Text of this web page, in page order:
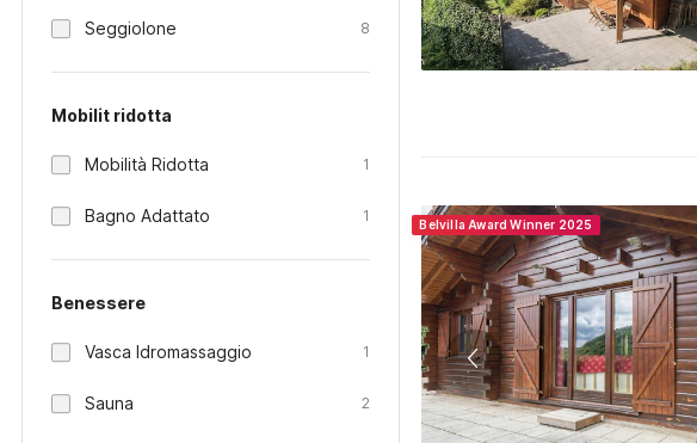
Seggiolone 8
Mobilit ridotta
Mobilità Ridotta 1
Bagno Adattato 1
Benessere
Vasca Idromassaggio 1
Sauna 2
Belvilla Award Winner 2025